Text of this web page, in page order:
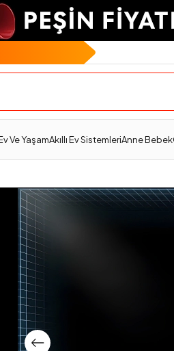
Ve YaşamAkıllı Ev SistemleriAnne Bebek